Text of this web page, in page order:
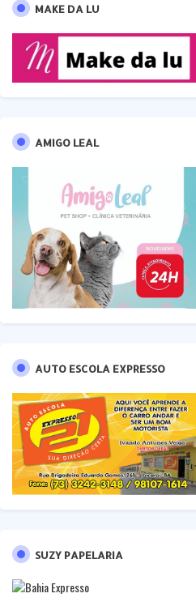
MAKE DA LU
AMIGO LEAL
AUTO ESCOLA EXPRESSO
SUZY PAPELARIA